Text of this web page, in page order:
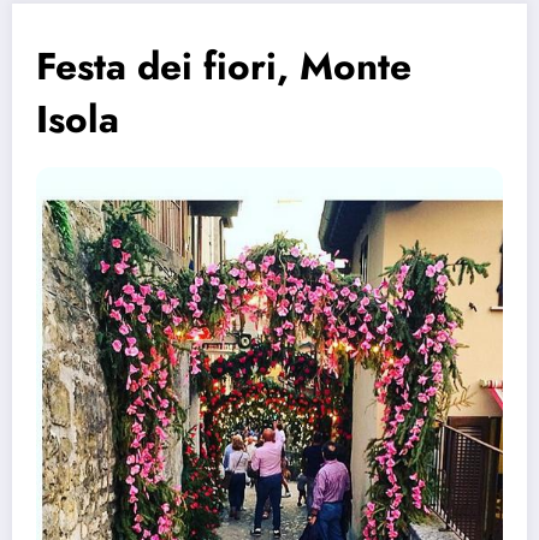
Festa dei fiori, Monte
Isola